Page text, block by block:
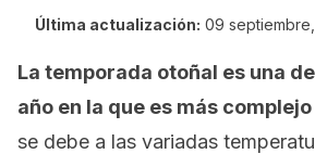
Última actualización: 09
La temporada otoñal es una
año en la que es más
se debe a las variadas